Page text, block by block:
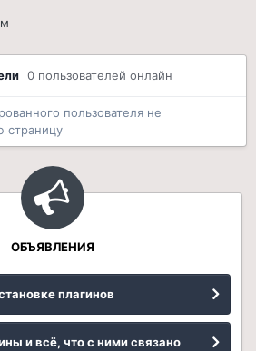
0 пользователей онлайн
пользователя не
страницу
ОБЪЯВЛЕНИЯ
плагинов
и всё, что с ними связано